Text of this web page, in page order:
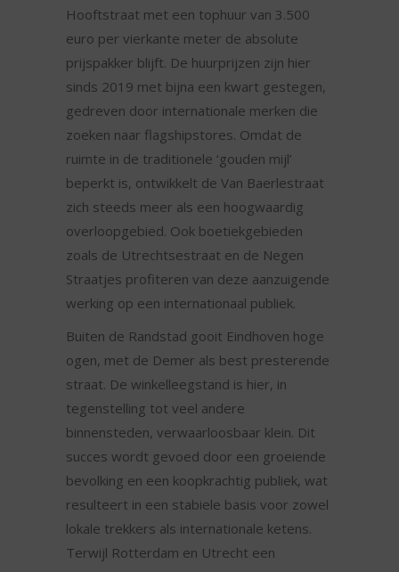
Hooftstraat met een tophuur van 3.500
euro per vierkante meter de absolute
prijspakker blijft. De huurprijzen zijn hier
sinds 2019 met bijna een kwart gestegen,
gedreven door internationale merken die
zoeken naar flagshipstores. Omdat de
ruimte in de traditionele ‘gouden mijl’
beperkt is, ontwikkelt de Van Baerlestraat
zich steeds meer als een hoogwaardig
overloopgebied. Ook boetiekgebieden
zoals de Utrechtsestraat en de Negen
Straatjes profiteren van deze aanzuigende
werking op een internationaal publiek.
Buiten de Randstad gooit Eindhoven hoge
ogen, met de Demer als best presterende
straat. De winkelleegstand is hier, in
tegenstelling tot veel andere
binnensteden, verwaarloosbaar klein. Dit
succes wordt gevoed door een groeiende
bevolking en een koopkrachtig publiek, wat
resulteert in een stabiele basis voor zowel
lokale trekkers als internationale ketens.
Terwijl Rotterdam en Utrecht een